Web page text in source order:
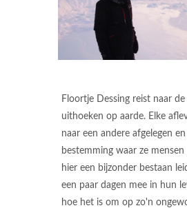
Floortje Dessing reist naar
uithoeken op aarde. Elke
naar een andere afgelegen
bestemming waar ze
hier een bijzonder bestaan
een paar dagen mee in hun
hoe het is om op zo'n